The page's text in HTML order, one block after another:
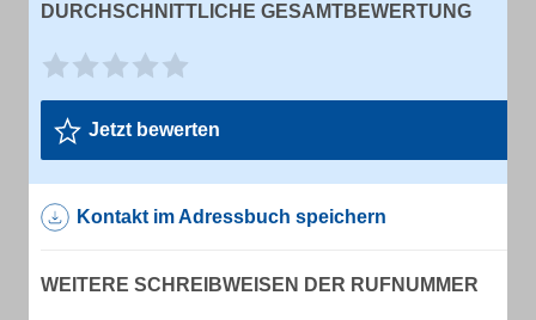
DURCHSCHNITTLICHE GESAMTBEWERTUNG
Jetzt bewerten
Kontakt im Adressbuch speichern
WEITERE SCHREIBWEISEN DER RUFNUMMER